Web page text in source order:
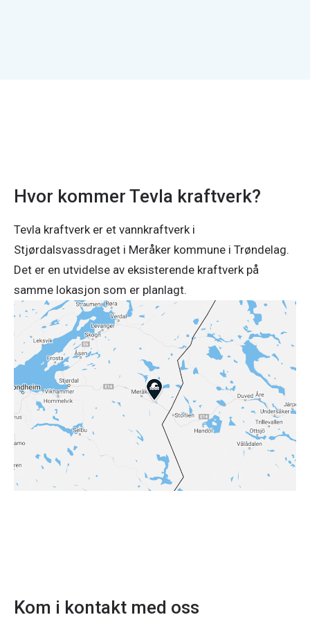
Hvor kommer Tevla kraftverk?
Tevla kraftverk er et vannkraftverk i
Stjørdalsvassdraget i Meråker kommune i Trøndelag.
Det er en utvidelse av eksisterende kraftverk på
samme lokasjon som er planlagt.
Kom i kontakt med oss